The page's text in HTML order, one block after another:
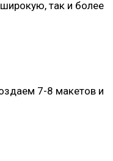
так и более
7-8 макетов и